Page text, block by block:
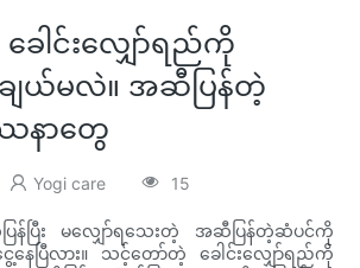
ါင်းလျှော်ရည်ကို
ျယ်မလဲ။ အဆီပြန်တဲ့
နာတွေ
Yogi care 15
ပြီး မလျှော်ရသေးတဲ့ အဆီပြန်တဲ့ဆံပင်ကို
ေပြီလား။ သင့်တော်တဲ့ ခေါင်းလျှော်ရည်ကို